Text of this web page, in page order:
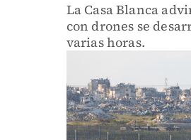
La Casa Blanca
con drones se
varias horas.